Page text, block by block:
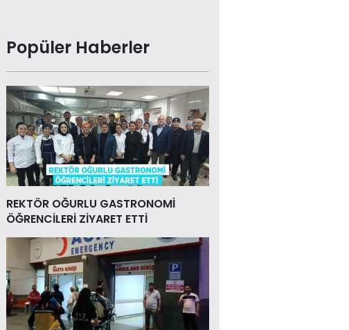
Popüler Haberler
REKTÖR OĞURLU GASTRONOMİ
ÖĞRENCİLERİ ZİYARET ETTİ